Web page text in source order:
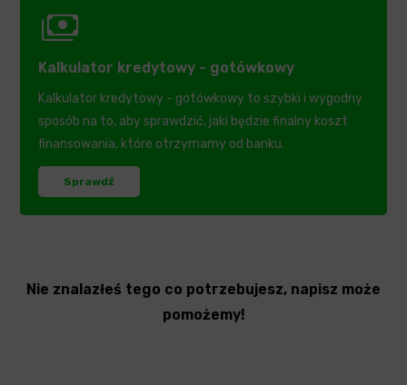
payments
Kalkulator kredytowy - gotówkowy
Kalkulator kredytowy - gotówkowy to szybki i wygodny
sposób na to, aby sprawdzić, jaki będzie finalny koszt
finansowania, które otrzymamy od banku.
Sprawdź
Nie znalazłeś tego co potrzebujesz, napisz może
pomożemy!